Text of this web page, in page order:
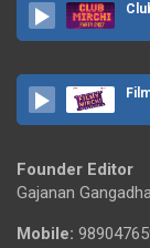
Founder Editor
Gajanan
Mobile: